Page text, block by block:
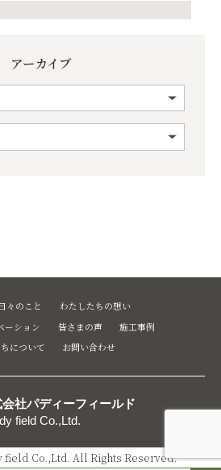
アーカイブ
日々のこと
わたしたちの想い
ーション
皆さまの声
施工事例
について
お問い合わせ
社パディーフィールド
field Co.,Ltd.
field Co.,Ltd. All Rights Reserved.